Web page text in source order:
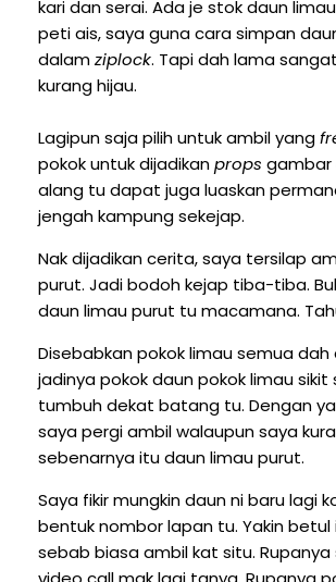
kari dan serai. Ada je stok daun
peti ais, saya guna cara simpan
dalamziplock. Tapi dah lama
kurang hijau.
Lagipun saja pilih untuk ambil yang
pokok untuk dijadikanprops gambar
alang tu dapat juga luaskan
jengah kampung sekejap.
Nak dijadikan cerita, saya tersilap
purut. Jadi bodoh kejap tiba-tiba.
daun limau purut tu macamana.
Disebabkan pokok limau semua dah
jadinya pokok daun pokok limau sikit
tumbuh dekat batang tu. Dengan
saya pergi ambil walaupun saya
sebenarnya itu daun limau purut.
Saya fikir mungkin daun ni baru lagi
bentuk nombor lapan tu. Yakin betul
sebab biasa ambil kat situ. Rupanya